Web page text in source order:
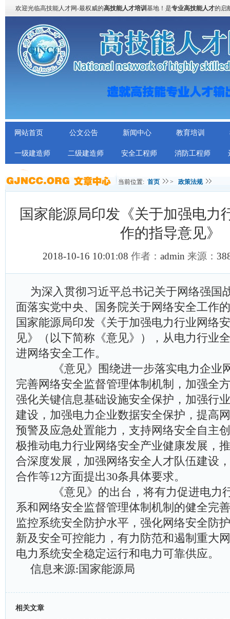
欢迎光临高技能人才网-最权威的高技能人才培训 基地！是专业高技能人才的启
网站首页 公文公告 新闻中心 教育培训
一级建造师 二级建造师 安全工程师 消防工程师
当前位置: 首页 > 政策法规
国家能源局印发《关于加强电力
作的指导意见》
2018-10-16 10:01:08 作者： admin 来源：
为深入贯彻习近平总书记关于网络强国
面落实党中央、国务院关于网络安全工作
国家能源局印发《关于加强电力行业网络
见》（以下简称《意见》），从电力行业
进网络安全工作。
《意见》围绕进一步落实电力企业
完善网络安全监督管理体制机制，加强全
强化关键信息基础设施安全保护，加强行
建设，加强电力企业数据安全保护，提高
预警及应急处置能力，支持网络安全自主
极推动电力行业网络安全产业健康发展，
合深度发展，加强网络安全人才队伍建设
合作等12方面提出30条具体要求。
《意见》的出台，将有力促进电力
系和网络安全监督管理体制机制的健全完
监控系统安全防护水平，强化网络安全防
新及安全可控能力，有力防范和遏制重大
电力系统安全稳定运行和电力可靠供应。
信息来源:国家能源局
相关文章